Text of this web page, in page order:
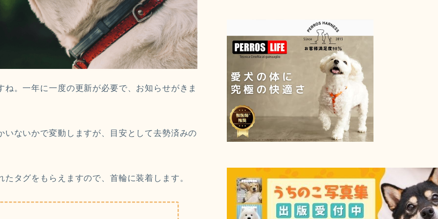
。一年に一度の更新が必要で、お知らせがきま
ないかで変動しますが、目安として去勢済みの
タグをもらえますので、首輪に装着します。